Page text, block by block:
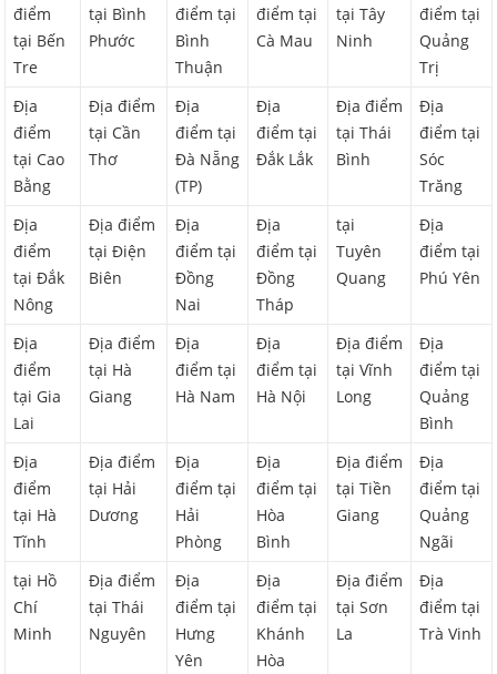
điểm
tại Bến
Tre
tại Bình
Phước
điểm tại
Bình
Thuận
điểm tại
Cà Mau
tại Tây
Ninh
điểm tại
Quảng
Trị
Địa
điểm
tại Cao
Bằng
Địa điểm
tại Cần
Thơ
Địa
điểm tại
Đà Nẵng
(TP)
Địa
điểm tại
Đắk Lắk
Địa điểm
tại Thái
Bình
Địa
điểm tại
Sóc
Trăng
Địa
điểm
tại Đắk
Nông
Địa điểm
tại Điện
Biên
Địa
điểm tại
Đồng
Nai
Địa
điểm tại
Đồng
Tháp
tại
Tuyên
Quang
Địa
điểm tại
Phú Yên
Địa
điểm
tại Gia
Lai
Địa điểm
tại Hà
Giang
Địa
điểm tại
Hà Nam
Địa
điểm tại
Hà Nội
Địa điểm
tại Vĩnh
Long
Địa
điểm tại
Quảng
Bình
Địa
điểm
tại Hà
Tĩnh
Địa điểm
tại Hải
Dương
Địa
điểm tại
Hải
Phòng
Địa
điểm tại
Hòa
Bình
Địa điểm
tại Tiền
Giang
Địa
điểm tại
Quảng
Ngãi
tại Hồ
Chí
Minh
Địa điểm
tại Thái
Nguyên
Địa
điểm tại
Hưng
Yên
Địa
điểm tại
Khánh
Hòa
Địa điểm
tại Sơn
La
Địa
điểm tại
Trà Vinh